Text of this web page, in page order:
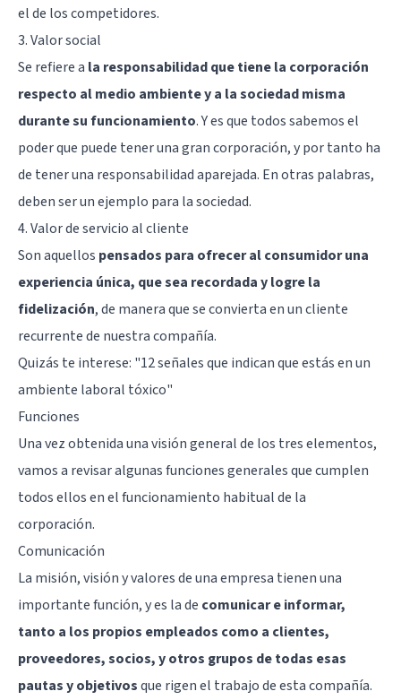
el de los competidores.
3. Valor social
Se refiere a la responsabilidad que tiene la corporación
respecto al medio ambiente y a la sociedad misma
durante su funcionamiento. Y es que todos sabemos el
poder que puede tener una gran corporación, y por tanto ha
de tener una responsabilidad aparejada. En otras palabras,
deben ser un ejemplo para la sociedad.
4. Valor de servicio al cliente
Son aquellos pensados para ofrecer al consumidor una
experiencia única, que sea recordada y logre la
fidelización, de manera que se convierta en un cliente
recurrente de nuestra compañía.
Quizás te interese: "12 señales que indican que estás en un
ambiente laboral tóxico"
Funciones
Una vez obtenida una visión general de los tres elementos,
vamos a revisar algunas funciones generales que cumplen
todos ellos en el funcionamiento habitual de la
corporación.
Comunicación
La misión, visión y valores de una empresa tienen una
importante función, y es la de comunicar e informar,
tanto a los propios empleados como a clientes,
proveedores, socios, y otros grupos de todas esas
pautas y objetivosque rigen el trabajo de esta compañía.